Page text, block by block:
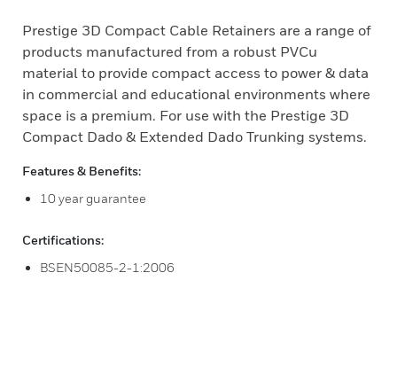
Prestige 3D Compact Cable Retainers are a range of
products manufactured from a robust PVCu
material to provide compact access to power & data
in commercial and educational environments where
space is a premium. For use with the Prestige 3D
Compact Dado & Extended Dado Trunking systems.
Features & Benefits:
10 year guarantee
Certifications:
BSEN50085-2-1:2006